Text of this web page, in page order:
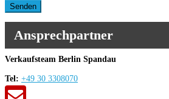
Senden
Ansprechpartner
Verkaufsteam Berlin Spandau
Tel: +49 30 3308070